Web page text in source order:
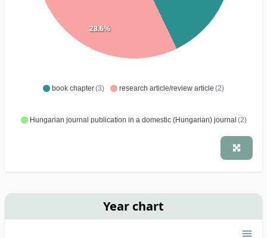
book chapter(3) research article/review article (2)
Hungarian journal publication in a domestic (Hungarian) journal (2)
28.6%
Year chart